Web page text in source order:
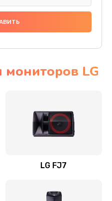
клавиш, индикаторов,
LG
LG FJ7